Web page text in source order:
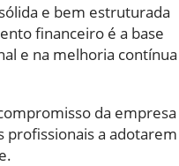
e bem estruturada
financeiro é a base
e na melhoria contínua
da empresa
profissionais a adotarem